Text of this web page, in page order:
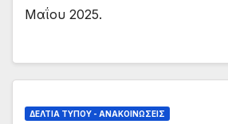
Μαΐου 2025.
ΔΕΛΤΊΑ ΤΎΠΟΥ - ΑΝΑΚΟΙΝΏΣΕΙΣ